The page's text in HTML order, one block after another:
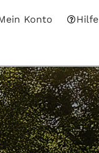
Konto Hilfe